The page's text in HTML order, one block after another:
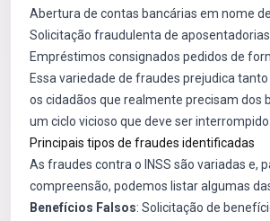
Abertura de contas bancárias em nome
Solicitação fraudulenta de aposentadorias
Empréstimos consignados pedidos de
Essa variedade de fraudes prejudica
os cidadãos que realmente precisam dos
um ciclo vicioso que deve ser interrompido.
Principais tipos de fraudes identificadas
As fraudes contra o INSS são variadas e,
compreensão, podemos listar algumas
Benefícios Falsos: Solicitação de